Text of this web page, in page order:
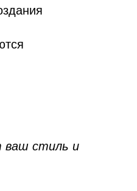
ваш стиль и